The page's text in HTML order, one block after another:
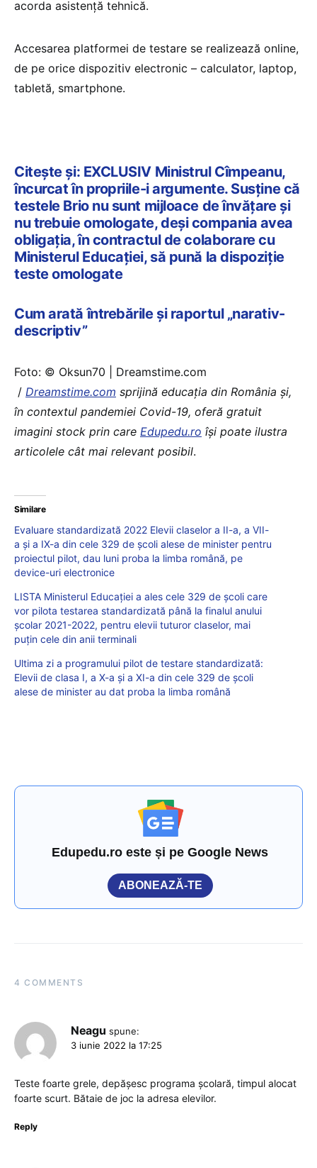
acorda asistență tehnică.
Accesarea platformei de testare se realizează online,
de pe orice dispozitiv electronic – calculator, laptop,
tabletă, smartphone.
Citește și: EXCLUSIV Ministrul Cîmpeanu,
încurcat în propriile-i argumente. Susține că
testele Brio nu sunt mijloace de învățare și
nu trebuie omologate, deși compania avea
obligația, în contractul de colaborare cu
Ministerul Educației, să pună la dispoziție
teste omologate
Cum arată întrebările și raportul „narativ-
descriptiv”
Foto: © Oksun70 | Dreamstime.com
/ Dreamstime.com sprijină educaţia din România şi,
în contextul pandemiei Covid-19, oferă gratuit
imagini stock prin care Edupedu.ro îşi poate ilustra
articolele cât mai relevant posibil.
Similare
Evaluare standardizată 2022 Elevii claselor a II-a, a VII-
a și a IX-a din cele 329 de școli alese de minister pentru
proiectul pilot, dau luni proba la limba română, pe
device-uri electronice
LISTA Ministerul Educației a ales cele 329 de școli care
vor pilota testarea standardizată până la finalul anului
școlar 2021-2022, pentru elevii tuturor claselor, mai
puțin cele din anii terminali
Ultima zi a programului pilot de testare standardizată:
Elevii de clasa I, a X-a și a XI-a din cele 329 de școli
alese de minister au dat proba la limba română
Edupedu.ro este și pe Google News
ABONEAZĂ-TE
4 COMMENTS
Neagu spune:
3 iunie 2022 la 17:25
Teste foarte grele, depășesc programa școlară, timpul alocat
foarte scurt. Bătaie de joc la adresa elevilor.
Reply